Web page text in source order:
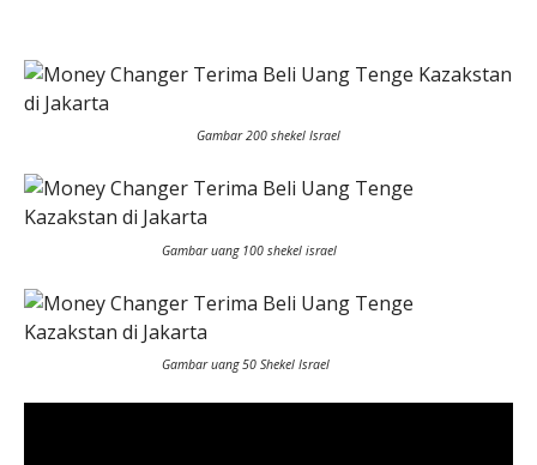
Gambar 200 shekel Israel
Gambar uang 100 shekel israel
Gambar uang 50 Shekel Israel